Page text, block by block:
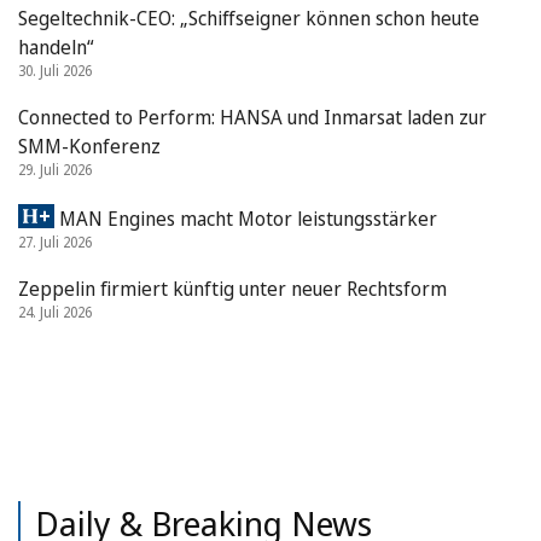
Segeltechnik-CEO: „Schiffseigner können schon heute
handeln“
30. Juli 2026
Connected to Perform: HANSA und Inmarsat laden zur
SMM-Konferenz
29. Juli 2026
MAN Engines macht Motor leistungsstärker
27. Juli 2026
Zeppelin firmiert künftig unter neuer Rechtsform
24. Juli 2026
Daily & Breaking News